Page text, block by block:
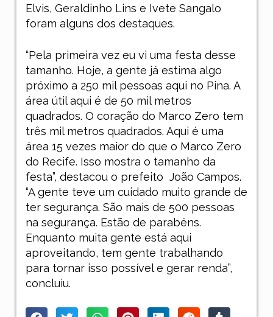
Elvis, Geraldinho Lins e Ivete Sangalo
foram alguns dos destaques.
“Pela primeira vez eu vi uma festa desse
tamanho. Hoje, a gente já estima algo
próximo a 250 mil pessoas aqui no Pina. A
área útil aqui é de 50 mil metros
quadrados. O coração do Marco Zero tem
três mil metros quadrados. Aqui é uma
área 15 vezes maior do que o Marco Zero
do Recife. Isso mostra o tamanho da
festa”, destacou o prefeito João Campos.
“A gente teve um cuidado muito grande de
ter segurança. São mais de 500 pessoas
na segurança. Estão de parabéns.
Enquanto muita gente está aqui
aproveitando, tem gente trabalhando
para tornar isso possível e gerar renda”,
concluiu.